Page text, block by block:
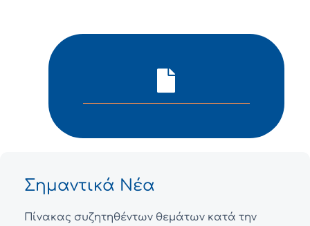
Σημαντικά Νέα
Πίνακας συζητηθέντων θεμάτων κατά την